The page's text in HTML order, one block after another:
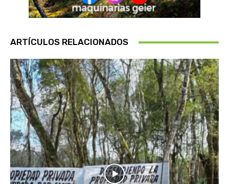
ARTÍCULOS RELACIONADOS